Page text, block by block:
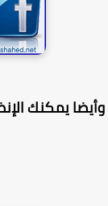
يمكنك